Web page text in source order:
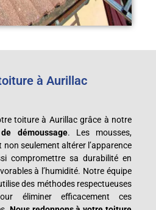
à Aurillac
toiture à Aurillac grâce à notre
démoussage. Les mousses,
seulement altérer l’apparence
compromettre sa durabilité en
à l’humidité. Notre équipe
des méthodes respectueuses
éliminer efficacement ces